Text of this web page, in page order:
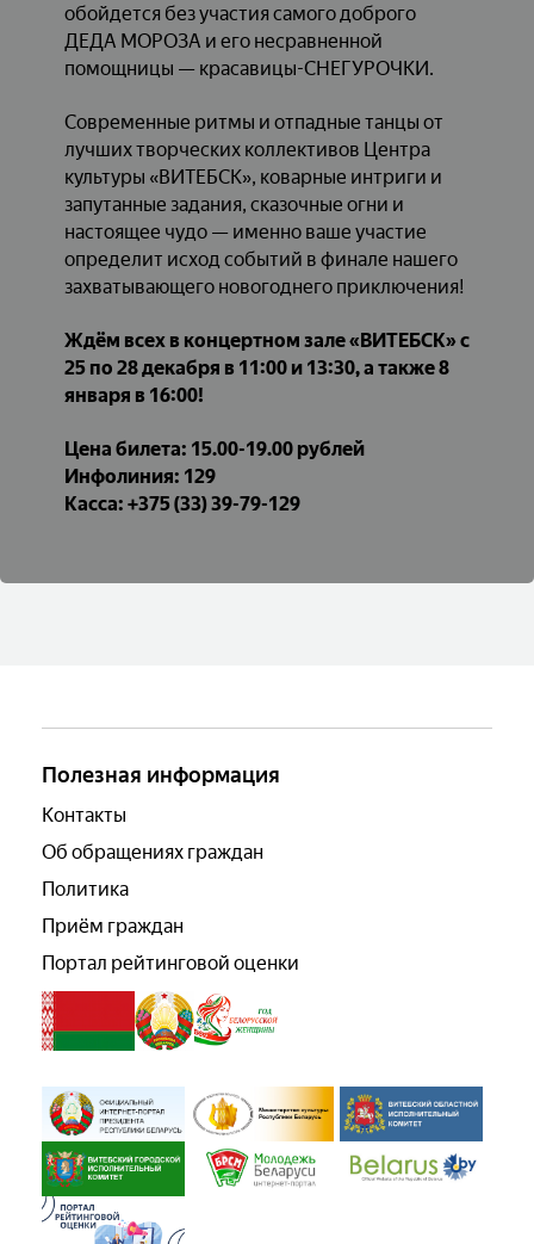
обойдется без участия самого доброго
ДЕДА МОРОЗА и его несравненной
помощницы — красавицы-СНЕГУРОЧКИ.
Современные ритмы и отпадные танцы от
лучших творческих коллективов Центра
культуры «ВИТЕБСК», коварные интриги и
запутанные задания, сказочные огни и
настоящее чудо — именно ваше участие
определит исход событий в финале нашего
захватывающего новогоднего приключения!
Ждём всех в концертном зале «ВИТЕБСК» с
25 по 28 декабря в 11:00 и 13:30, а также 8
января в 16:00!
Цена билета: 15.00-19.00 рублей
Инфолиния: 129
Касса: +375 (33) 39-79-129
Полезная информация
Контакты
Об обращениях граждан
Политика
Приём граждан
Портал рейтинговой оценки